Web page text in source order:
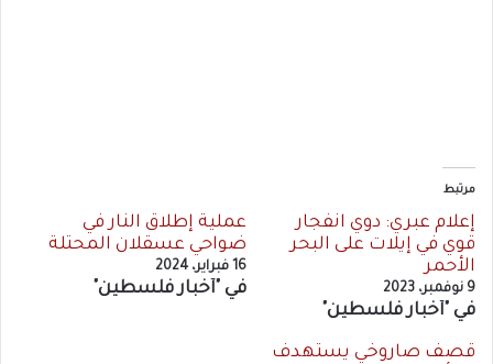
مرتبط
إعلام عبري: دوي انفجار
قوي في إيلات على البحر
الأحمر
9 نوفمبر، 2023
في "أخبار فلسطين"
عملية إطلاق النار في
ضواحي عسقلان المحتلة
16 فبراير، 2024
في "أخبار فلسطين"
قصف صاروخي يستهدف